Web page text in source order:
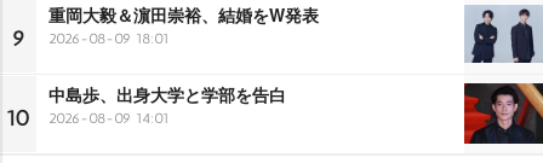
9
重岡大毅＆濵田崇裕、結婚をW発表
2026-08-09 18:01
10
中島歩、出身大学と学部を告白
2026-08-09 14:01